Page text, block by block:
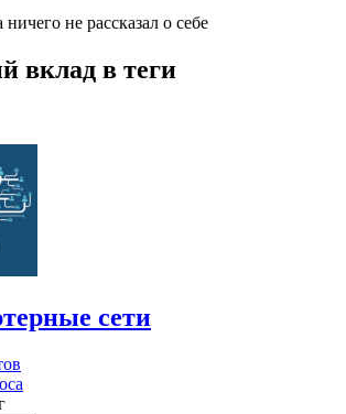
не рассказал о себе
вклад в теги
сети